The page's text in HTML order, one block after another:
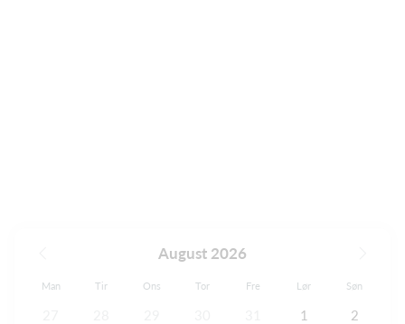
August 2026
Man Tir Ons Tor Fre Lør Søn
1 2